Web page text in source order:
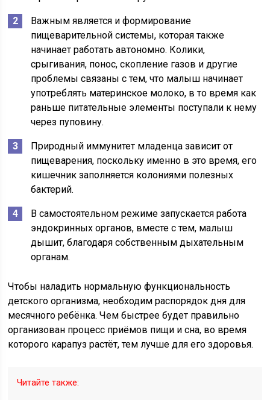
Важным является и формирование
пищеварительной системы, которая также
начинает работать автономно. Колики,
срыгивания, понос, скопление газов и другие
проблемы связаны с тем, что малыш начинает
употреблять материнское молоко, в то время как
раньше питательные элементы поступали к нему
через пуповину.
Природный иммунитет младенца зависит от
пищеварения, поскольку именно в это время, его
кишечник заполняется колониями полезных
бактерий.
В самостоятельном режиме запускается работа
эндокринных органов, вместе с тем, малыш
дышит, благодаря собственным дыхательным
органам.
Чтобы наладить нормальную функциональность
детского организма, необходим распорядок дня для
месячного ребёнка. Чем быстрее будет правильно
организован процесс приёмов пищи и сна, во время
которого карапуз растёт, тем лучше для его здоровья.
Читайте также: